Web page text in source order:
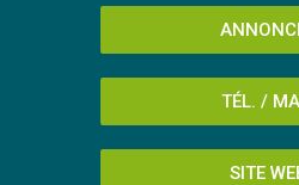
TÉL. /
SITE